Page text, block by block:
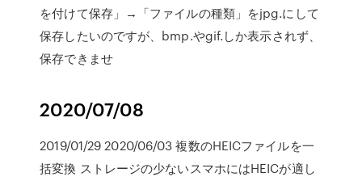
を付けて保存」→「ファイルの種類」をjpg.にして
保存したいのですが、bmp.やgif.しか表示されず、
保存できませ
2020/07/08
2019/01/29 2020/06/03 複数のHEICファイルを一
括変換 ストレージの少ないスマホにはHEICが適し